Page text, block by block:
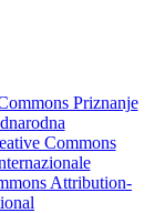
Priznanje
Commons
Attribution-